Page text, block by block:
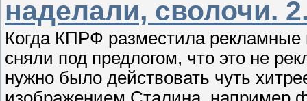
наделали, сволочи.
Когда КПРФ разместила
сняли под предлогом, что это не
нужно было действовать чуть